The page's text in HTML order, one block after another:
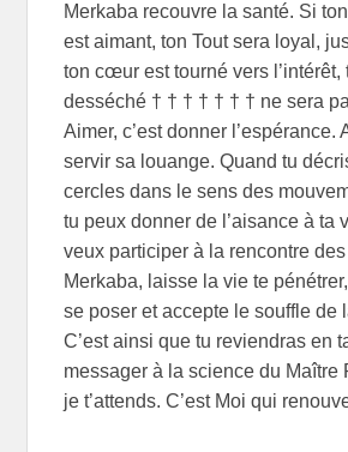
Merkaba recouvre la santé. Si
est aimant, ton Tout sera loyal,
ton cœur est tourné vers
desséché † † † † † † † ne sera
Aimer, c’est donner l’espérance.
servir sa louange. Quand tu
cercles dans le sens des
tu peux donner de l’aisance à ta
veux participer à la rencontre
Merkaba, laisse la vie te
se poser et accepte le souffle de
C’est ainsi que tu reviendras en
messager à la science du Maître
je t’attends. C’est Moi qui